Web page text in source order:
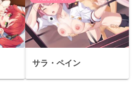
サラ・ペイン